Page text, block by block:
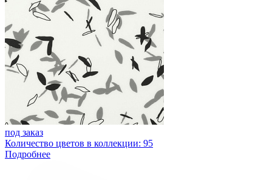
под заказ
Количество цветов в коллекции: 95
Подробнее